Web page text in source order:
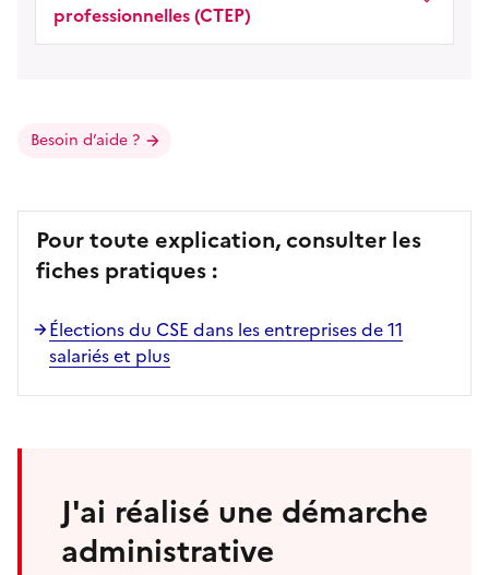
professionnelles (CTEP)
Besoin d’aide ?
Pour toute explication, consulter les
fiches pratiques :
Élections du CSE dans les entreprises de 11
salariés et plus
J'ai réalisé une démarche
administrative